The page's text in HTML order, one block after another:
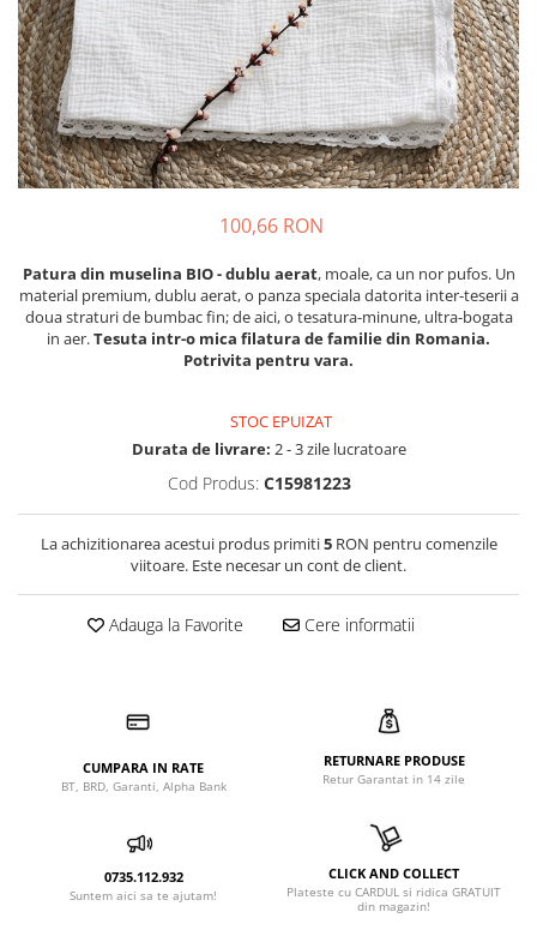
Tenisi
100,66 RON
Patura din muselina BIO -dublu aerat, moale, ca un nor pufos. Un
material premium, dublu aerat, o panza speciala datorita inter-teserii a
doua straturi de bumbac fin; de aici, o tesatura-minune, ultra-bogata
in aer.Tesuta intr-o mica filatura de familie din Romania.
Potrivita pentru vara.
STOC EPUIZAT
Durata de livrare: 2 - 3 zile lucratoare
Cod Produs: C15981223
La achizitionarea acestui produs primiti5RON pentru comenzile
viitoare. Este necesar un cont de client.
Adauga la Favorite Cere informatii
CUMPARA IN RATE
BT, BRD, Garanti, Alpha Bank
RETURNARE PRODUSE
Retur Garantat in 14 zile
0735.112.932
Suntem aici sa te ajutam!
CLICK AND COLLECT
Plateste cu CARDUL si ridica GRATUIT
din magazin!